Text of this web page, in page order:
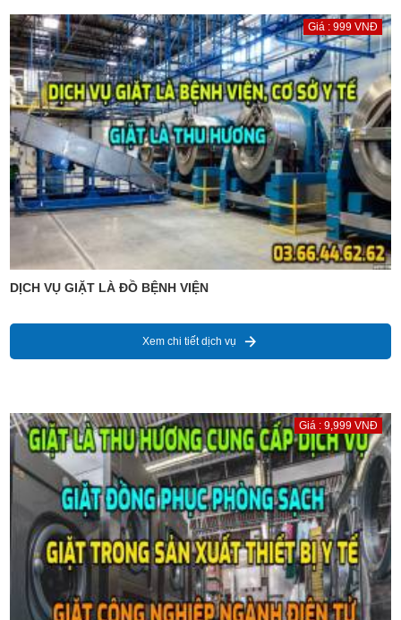
Giá : 999 VNĐ
DỊCH VỤ GIẶT LÀ ĐỒ BỆNH VIỆN
Xem chi tiết dịch vụ
Giá : 9,999 VNĐ